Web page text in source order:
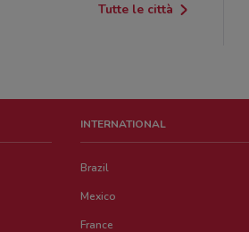
Tutte le città
INTERNATIONAL
Brazil
Mexico
France